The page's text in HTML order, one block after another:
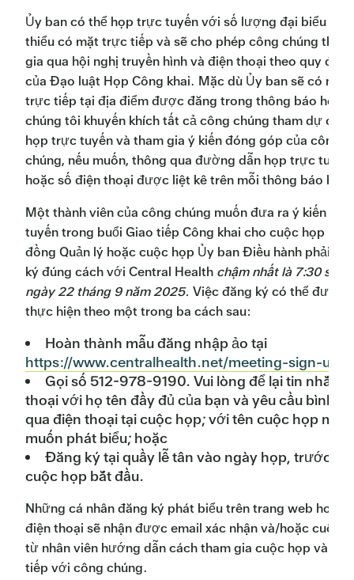
Ủy ban có thể họp trực tuyến với số lượng đại biểu tối
thiểu có mặt trực tiếp và sẽ cho phép công chúng tham
gia qua hội nghị truyền hình và điện thoại theo quy định
của Đạo luật Họp Công khai. Mặc dù Ủy ban sẽ có mặt
trực tiếp tại địa điểm được đăng trong thông báo họp,
chúng tôi khuyến khích tất cả công chúng tham dự cuộc
họp trực tuyến và tham gia ý kiến đóng góp của công
chúng, nếu muốn, thông qua đường dẫn họp trực tuyến
hoặc số điện thoại được liệt kê trên mỗi thông báo họp.
Một thành viên của công chúng muốn đưa ra ý kiến trực
tuyến trong buổi Giao tiếp Công khai cho cuộc họp Hội
đồng Quản lý hoặc cuộc họp Ủy ban Điều hành phải
ký đúng cách với Central Health chậm nhất là 7:30 sáng
ngày 22 tháng 9 năm 2025. Việc đăng ký có thể được
thực hiện theo một trong ba cách sau:
Hoàn thành mẫu đăng nhập ảo tại
https://www.centralhealth.net/meeting-sign-up/
Gọi số 512-978-9190. Vui lòng để lại tin nhắn
thoại với họ tên đầy đủ của bạn và yêu cầu bình
qua điện thoại tại cuộc họp; với tên cuộc họp mà
muốn phát biểu; hoặc
Đăng ký tại quầy lễ tân vào ngày họp, trước khi
cuộc họp bắt đầu.
Những cá nhân đăng ký phát biểu trên trang web hoặc
điện thoại sẽ nhận được email xác nhận và/hoặc cuộc
từ nhân viên hướng dẫn cách tham gia cuộc họp và
tiếp với công chúng.